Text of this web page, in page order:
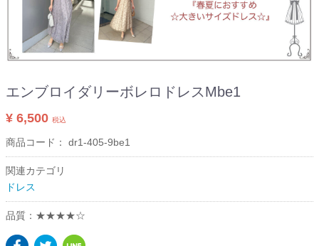
エンブロイダリーボレロドレスMbe1
¥ 6,500 税込
商品コード： dr1-405-9be1
関連カテゴリ
ドレス
品質：★★★★☆